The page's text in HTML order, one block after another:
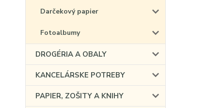
Darčekový papier
Fotoalbumy
DROGÉRIA A OBALY
KANCELÁRSKE POTREBY
PAPIER, ZOŠITY A KNIHY